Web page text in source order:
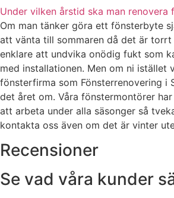
Under vilken årstid ska man renovera
Om man tänker göra ett fönsterbyte
att vänta till sommaren då det är
enklare att undvika onödig fukt som
med installationen. Men om ni istället
fönsterfirma som Fönsterrenovering i
det året om. Våra fönstermontörer
att arbeta under alla säsonger så
kontakta oss även om det är vinter
Recensioner
Se vad våra kunder